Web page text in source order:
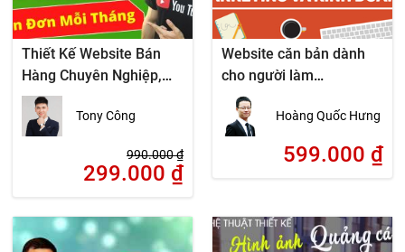
Thiết Kế Website Bán
Hàng Chuyên Nghiệp,
Chuẩn SEO Cho Người
Mới
Tony Công
990.000₫
299.000 ₫
Website căn bản dành
cho người làm
Marketing và Kinh
doanh
Hoàng Quốc Hưng
599.000 ₫